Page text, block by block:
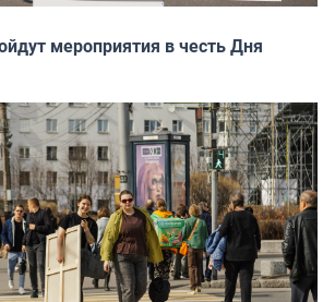
мероприятия в честь Дня